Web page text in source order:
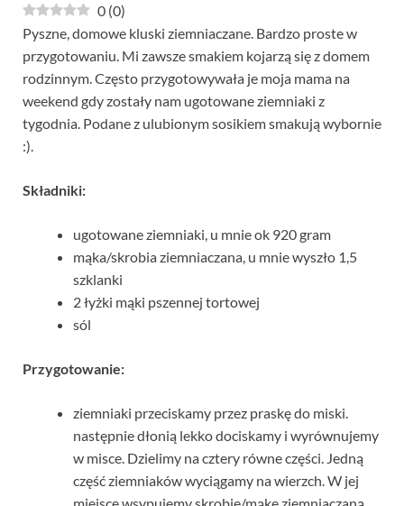
0 (0)
Pyszne, domowe kluski ziemniaczane. Bardzo proste w
przygotowaniu. Mi zawsze smakiem kojarzą się z domem
rodzinnym. Często przygotowywała je moja mama na
weekend gdy zostały nam ugotowane ziemniaki z
tygodnia. Podane z ulubionym sosikiem smakują wybornie
:).
Składniki:
ugotowane ziemniaki, u mnie ok 920 gram
mąka/skrobia ziemniaczana, u mnie wyszło 1,5
szklanki
2 łyżki mąki pszennej tortowej
sól
Przygotowanie:
ziemniaki przeciskamy przez praskę do miski.
następnie dłonią lekko dociskamy i wyrównujemy
w misce. Dzielimy na cztery równe części. Jedną
część ziemniaków wyciągamy na wierzch. W jej